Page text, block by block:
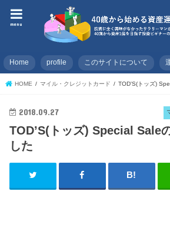
menu
Home profile このサイトについて
HOME マイル・クレジットカード TOD'S(トッズ)
2018.09.27
TOD’S(トッズ) Special Sale
した